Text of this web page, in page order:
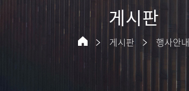
게시판
게시판 행사안내